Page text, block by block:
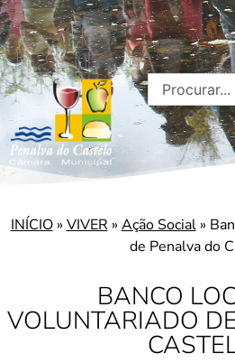
BANCO
VOLUNTARIADO
INÍCIO» VIVER » Ação Social»
de Penalva do